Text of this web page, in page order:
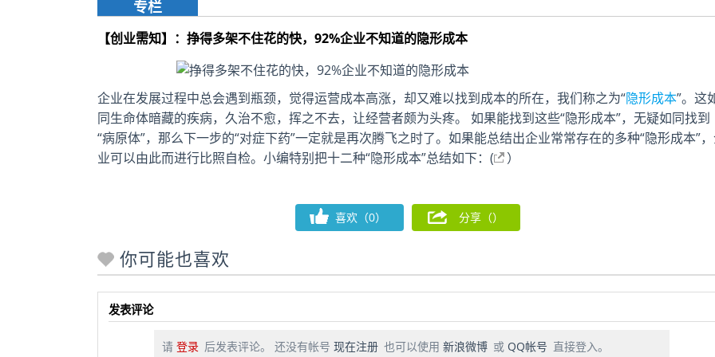
专栏
【创业需知】：挣得多架不住花的快，92%企业不知道的隐形成本
企业在发展过程中总会遇到瓶颈，觉得运营成本高涨，却又难以找到成本的所在，我们称之为“隐形成本”。这
同生命体暗藏的疾病，久治不愈，挥之不去，让经营者颇为头疼。 如果能找到这些“隐形成本”，无疑如同找到
“病原体”，那么下一步的“对症下药”一定就是再次腾飞之时了。如果能总结出企业常常存在的多种“隐形成本”
业可以由此而进行比照自检。小编特别把十二种“隐形成本”总结如下：(
）
喜欢（0） 分享（）
你可能也喜欢
发表评论
请 登录 后发表评论。 还没有帐号 现在注册 也可以使用 新浪微博 或 QQ帐号 直接登入。